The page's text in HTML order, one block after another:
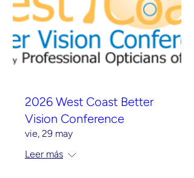
2026 West Coast Better
Vision Conference
vie, 29 may
Leer más